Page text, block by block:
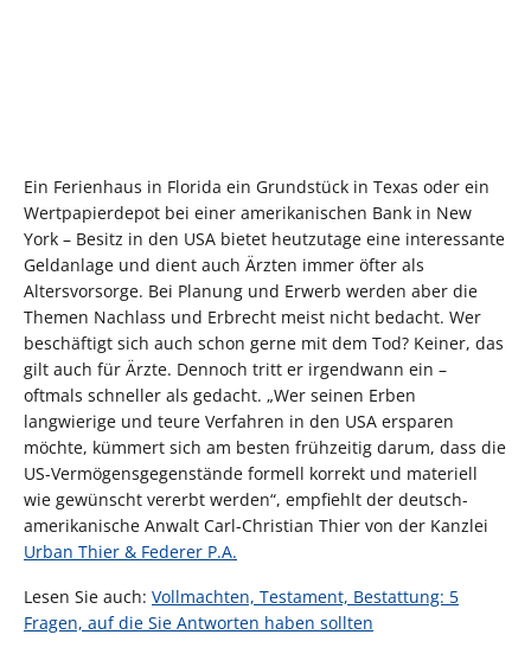
Ein Ferienhaus in Florida ein Grundstück in Texas oder ein
Wertpapierdepot bei einer amerikanischen Bank in New
York – Besitz in den USA bietet heutzutage eine interessante
Geldanlage und dient auch Ärzten immer öfter als
Altersvorsorge. Bei Planung und Erwerb werden aber die
Themen Nachlass und Erbrecht meist nicht bedacht. Wer
beschäftigt sich auch schon gerne mit dem Tod? Keiner, das
gilt auch für Ärzte. Dennoch tritt er irgendwann ein –
oftmals schneller als gedacht. „Wer seinen Erben
langwierige und teure Verfahren in den USA ersparen
möchte, kümmert sich am besten frühzeitig darum, dass die
US-Vermögensgegenstände formell korrekt und materiell
wie gewünscht vererbt werden“, empfiehlt der deutsch-
amerikanische Anwalt Carl-Christian Thier von der Kanzlei
Urban Thier & Federer P.A.
Lesen Sie auch: Vollmachten, Testament, Bestattung: 5
Fragen, auf die Sie Antworten haben sollten